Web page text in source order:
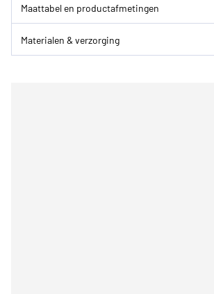
Maattabel en productafmetingen
Materialen & verzorging